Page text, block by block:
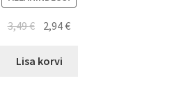
3,49€ Algne
oli:
2,94€Current
Lisa korvi